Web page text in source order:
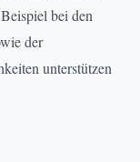
bei den
der
unterstützen